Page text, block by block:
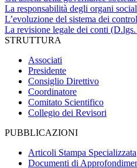
La responsabilità degli organi
L’evoluzione del sistema dei
La revisione legale dei conti
STRUTTURA
Associati
Presidente
Consiglio Direttivo
Coordinatore
Comitato Scientifico
Collegio dei Revisori
PUBBLICAZIONI
Articoli Stampa Specializzata
Documenti di